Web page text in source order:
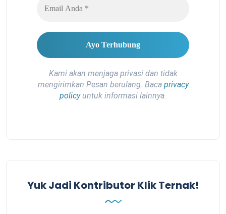
Kami akan menjaga privasi dan tidak
mengirimkan Pesan berulang. Baca privacy
policyuntuk informasi lainnya.
Yuk Jadi Kontributor Klik Ternak!